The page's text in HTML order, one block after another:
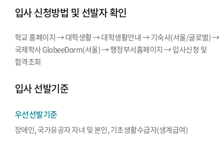
입사 신청방법 및 선발자 확인
학교 홈페이지 → 대학생활 → 대학생활안내 → 기숙사(서울/글로벌) →
국제학사 GlobeeDorm(서울) → 행정부서홈페이지 → 입사신청 및
합격조회
입사 선발기준
우선선발기준
장애인, 국가유공자 자녀 및 본인, 기초생활수급자(생계급여)